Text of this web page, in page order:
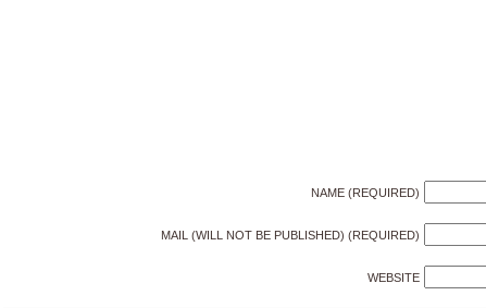
NAME (REQUIRED)
MAIL (WILL NOT BE PUBLISHED) (REQUIRED)
WEBSITE